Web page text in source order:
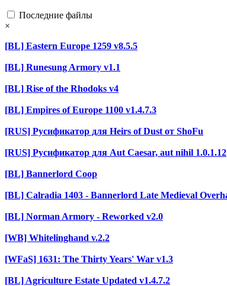
Последние файлы
×
[BL] Eastern Europe 1259 v8.5.5
[BL] Runesung Armory v1.1
[BL] Rise of the Rhodoks v4
[BL] Empires of Europe 1100 v1.4.7.3
[RUS] Русификатор для Heirs of Dust от ShoFu
[RUS] Русификатор для Aut Caesar, aut nihil 1.0.1.12
[BL] Bannerlord Coop
[BL] Calradia 1403 - Bannerlord Late Medieval
[BL] Norman Armory - Reworked v2.0
[WB] Whitelinghand v.2.2
[WFaS] 1631: The Thirty Years' War v1.3
[BL] Agriculture Estate Updated v1.4.7.2